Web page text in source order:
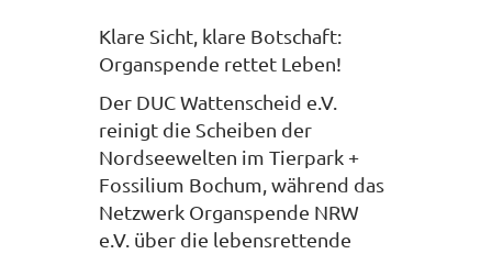
Klare Sicht, klare Botschaft:
Organspende rettet Leben!
Der DUC Wattenscheid e.V.
reinigt die Scheiben der
Nordseewelten im Tierpark +
Fossilium Bochum, während das
Netzwerk Organspende NRW
e.V. über die lebensrettende